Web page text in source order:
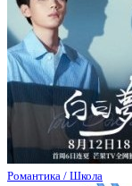
Романтика / Школа